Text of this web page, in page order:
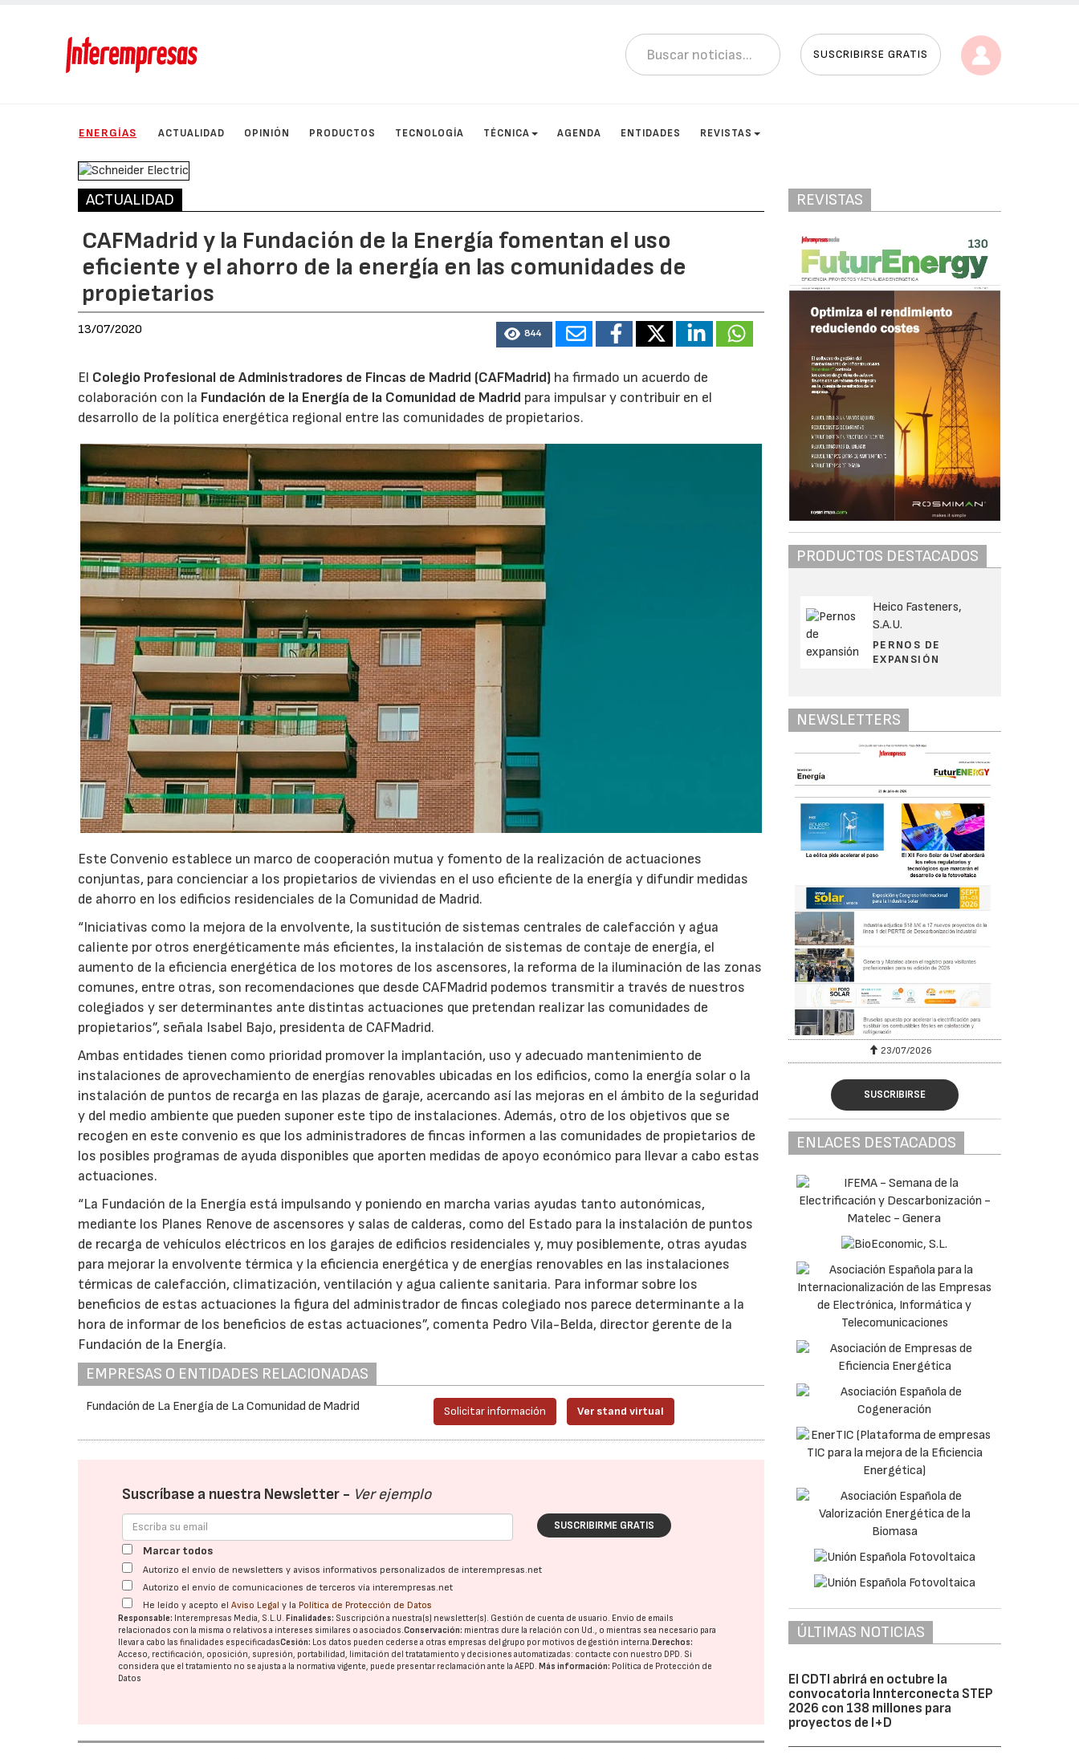
SUSCRIBIRSE GRATIS
ENERGÍAS ACTUALIDAD OPINIÓN PRODUCTOS TECNOLOGÍA TÉCNICA AGENDA ENTIDADES REVISTAS
ACTUALIDAD
CAFMadrid y la Fundación de la Energía fomentan el uso
eficiente y el ahorro de la energía en las comunidades de
propietarios
13/07/2020 844
El Colegio Profesional de Administradores de Fincas de Madrid (CAFMadrid) ha firmado un acuerdo de
colaboración con la Fundación de la Energía de la Comunidad de Madrid para impulsar y contribuir en el
desarrollo de la política energética regional entre las comunidades de propietarios.
Este Convenio establece un marco de cooperación mutua y fomento de la realización de actuaciones
conjuntas, para concienciar a los propietarios de viviendas en el uso eficiente de la energía y difundir medidas
de ahorro en los edificios residenciales de la Comunidad de Madrid.
“Iniciativas como la mejora de la envolvente, la sustitución de sistemas centrales de calefacción y agua
caliente por otros energéticamente más eficientes, la instalación de sistemas de contaje de energía, el
aumento de la eficiencia energética de los motores de los ascensores, la reforma de la iluminación de las zonas
comunes, entre otras, son recomendaciones que desde CAFMadrid podemos transmitir a través de nuestros
colegiados y ser determinantes ante distintas actuaciones que pretendan realizar las comunidades de
propietarios”, señala Isabel Bajo, presidenta de CAFMadrid.
Ambas entidades tienen como prioridad promover la implantación, uso y adecuado mantenimiento de
instalaciones de aprovechamiento de energías renovables ubicadas en los edificios, como la energía solar o la
instalación de puntos de recarga en las plazas de garaje, acercando así las mejoras en el ámbito de la seguridad
y del medio ambiente que pueden suponer este tipo de instalaciones. Además, otro de los objetivos que se
recogen en este convenio es que los administradores de fincas informen a las comunidades de propietarios de
los posibles programas de ayuda disponibles que aporten medidas de apoyo económico para llevar a cabo estas
actuaciones.
“La Fundación de la Energía está impulsando y poniendo en marcha varias ayudas tanto autonómicas,
mediante los Planes Renove de ascensores y salas de calderas, como del Estado para la instalación de puntos
de recarga de vehículos eléctricos en los garajes de edificios residenciales y, muy posiblemente, otras ayudas
para mejorar la envolvente térmica y la eficiencia energética y de energías renovables en las instalaciones
térmicas de calefacción, climatización, ventilación y agua caliente sanitaria. Para informar sobre los
beneficios de estas actuaciones la figura del administrador de fincas colegiado nos parece determinante a la
hora de informar de los beneficios de estas actuaciones”, comenta Pedro Vila-Belda, director gerente de la
Fundación de la Energía.
EMPRESAS O ENTIDADES RELACIONADAS
Fundación de La Energía de La Comunidad de Madrid Solicitar información Ver stand virtual
Suscríbase a nuestra Newsletter - Ver ejemplo
SUSCRIBIRME GRATIS
Marcar todos
Autorizo el envío de newsletters y avisos informativos personalizados de interempresas.net
Autorizo el envío de comunicaciones de terceros vía interempresas.net
He leído y acepto elAviso Legal y la Política de Protección de Datos
Responsable: Interempresas Media, S.L.U.Finalidades: Suscripción a nuestra(s) newsletter(s). Gestión de cuenta de usuario. Envío de emails
relacionados con la misma o relativos a intereses similares o asociados.Conservación: mientras dure la relación con Ud., o mientras sea necesario para
llevar a cabo las finalidades especificadasCesión: Los datos pueden cederse a otras empresas del grupo por motivos de gestión interna.Derechos:
Acceso, rectificación, oposición, supresión, portabilidad, limitación del tratatamiento y decisiones automatizadas: contacte con nuestro DPD. Si
considera que el tratamiento no se ajusta a la normativa vigente, puede presentar reclamación ante laAEPD.Más información: Política de Protección de
Datos
REVISTAS
PRODUCTOS DESTACADOS
Heico Fasteners,
S.A.U.
PERNOS DE
EXPANSIÓN
NEWSLETTERS
23/07/2026 30/07/2026 23/07/2026
SUSCRIBIRSE
ENLACES DESTACADOS
ÚLTIMAS NOTICIAS
El CDTI abrirá en octubre la
convocatoria Innterconecta STEP
2026 con 138 millones para
proyectos de I+D